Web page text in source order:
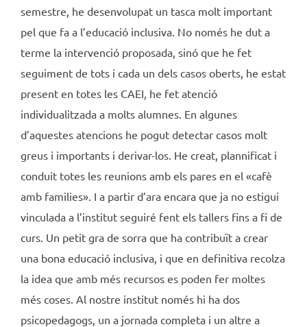
semestre, he desenvolupat un tasca molt important
pel que fa a l’educació inclusiva. No només he dut a
terme la intervenció proposada, sinó que he fet
seguiment de tots i cada un dels casos oberts, he estat
present en totes les CAEI, he fet atenció
individualitzada a molts alumnes. En algunes
d’aquestes atencions he pogut detectar casos molt
greus i importants i derivar-los. He creat, plannificat i
conduit totes les reunions amb els pares en el «cafè
amb families». I a partir d’ara encara que ja no estigui
vinculada a l’institut seguiré fent els tallers fins a fi de
curs. Un petit gra de sorra que ha contribuït a crear
una bona educació inclusiva, i que en definitiva recolza
la idea que amb més recursos es poden fer moltes
més coses. Al nostre institut només hi ha dos
psicopedagogs, un a jornada completa i un altre a